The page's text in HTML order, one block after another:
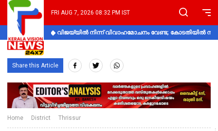
FRI AUG 7, 2026 08:32 PM IST
വിജയ്‌യിൽ നിന്ന് വിവാഹമോചനം വേണ്ട; കോടതിയിൽ
Share this Article
Home District Thrissur